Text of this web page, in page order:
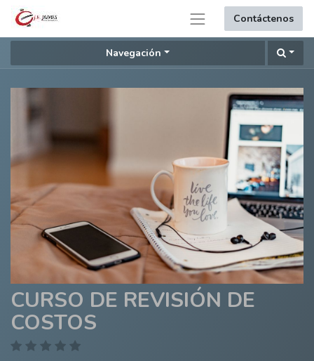
Contáctenos
Navegación
CURSO DE REVISIÓN DE
COSTOS